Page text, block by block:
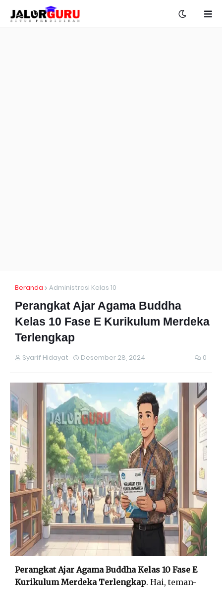
Beranda Administrasi Kelas 10
Perangkat Ajar Agama Buddha
Kelas 10 Fase E Kurikulum Merdeka
Terlengkap
Syarif Hidayat Desember 28, 2024 0
Perangkat Ajar Agama Buddha Kelas 10 Fase E
Kurikulum Merdeka Terlengkap. Hai, teman-